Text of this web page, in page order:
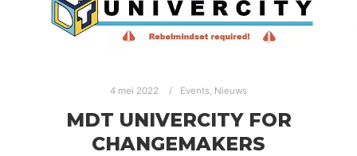
4 mei 2022 Events, Nieuws
MDT UNIVERCITY FOR
CHANGEMAKERS